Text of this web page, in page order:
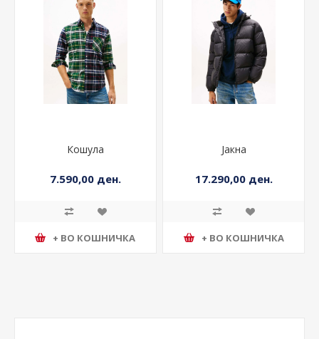
Кошула
7.590,00 ден.
+ ВО КОШНИЧКА
Јакна
17.290,00 ден.
+ ВО КОШНИЧКА